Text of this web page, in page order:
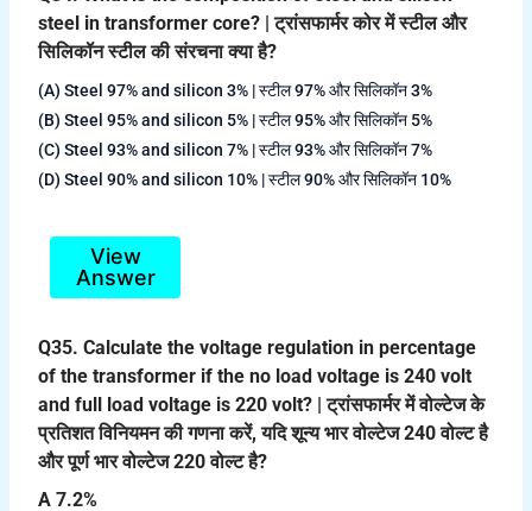
steel in transformer core? | ट्रांसफार्मर कोर में स्टील और
सिलिकॉन स्टील की संरचना क्या है?
(A) Steel 97% and silicon 3% | स्टील 97% और सिलिकॉन 3%
(B) Steel 95% and silicon 5% | स्टील 95% और सिलिकॉन 5%
(C) Steel 93% and silicon 7% | स्टील 93% और सिलिकॉन 7%
(D) Steel 90% and silicon 10% | स्टील 90% और सिलिकॉन 10%
View
Answer
Q35. Calculate the voltage regulation in percentage
of the transformer if the no load voltage is 240 volt
and full load voltage is 220 volt? | ट्रांसफार्मर में वोल्टेज के
प्रतिशत विनियमन की गणना करें, यदि शून्य भार वोल्टेज 240 वोल्ट है
और पूर्ण भार वोल्टेज 220 वोल्ट है?
A 7.2%